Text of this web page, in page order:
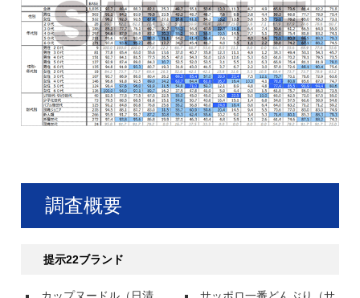
調査概要
提示22ブランド
カップヌードル（日清 サッポロ一番どんぶり（サ